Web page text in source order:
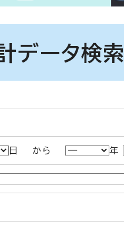
データ検索
日 から 年